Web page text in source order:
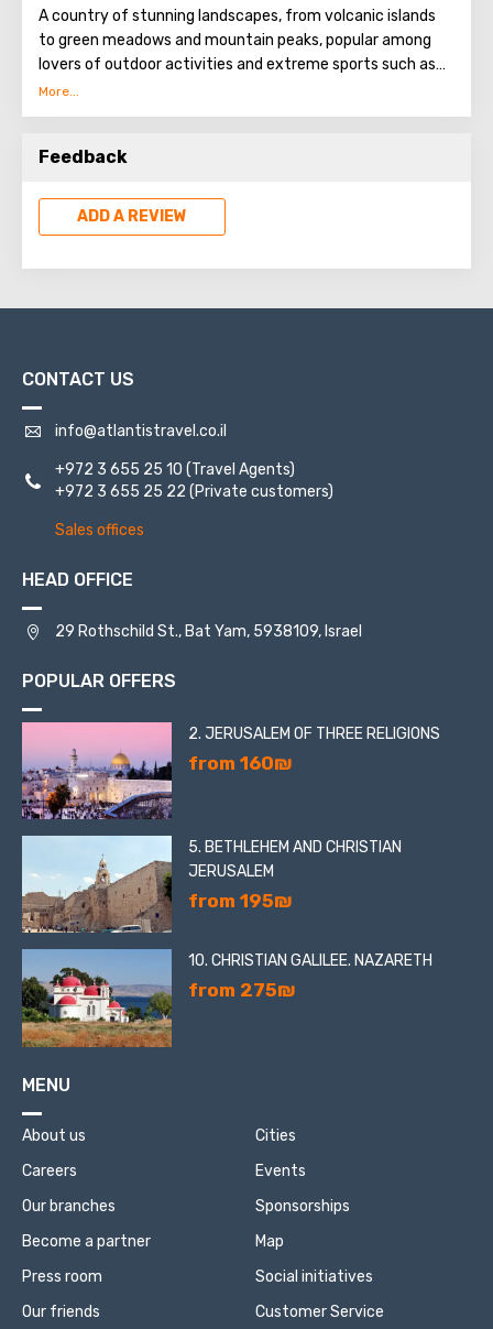
A country of stunning landscapes, from volcanic islands
to green meadows and mountain peaks, popular among
lovers of outdoor activities and extreme sports such as
bungee jumping and paragliding.
Feedback
ADD A REVIEW
CONTACT US
info@atlantistravel.co.il
+972 3 655 25 10 (Travel Agents)
+972 3 655 25 22 (Private customers)
Sales offices
HEAD OFFICE
29 Rothschild St., Bat Yam, 5938109, Israel
POPULAR OFFERS
2. JERUSALEM OF THREE RELIGIONS
from 160₪
5. BETHLEHEM AND CHRISTIAN
JERUSALEM
from 195₪
10. CHRISTIAN GALILEE. NAZARETH
from 275₪
MENU
About us
Careers
Our branches
Become a partner
Press room
Our friends
Cities
Events
Sponsorships
Map
Social initiatives
Customer Service